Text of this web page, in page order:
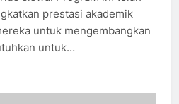
siswa. Program ini telah
prestasi akademik
untuk mengembangkan